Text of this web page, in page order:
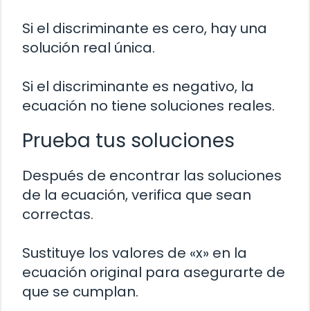
Si el discriminante es cero, hay una
solución real única.
Si el discriminante es negativo, la
ecuación no tiene soluciones reales.
Prueba tus soluciones
Después de encontrar las soluciones
de la ecuación, verifica que sean
correctas.
Sustituye los valores de «x» en la
ecuación original para asegurarte de
que se cumplan.